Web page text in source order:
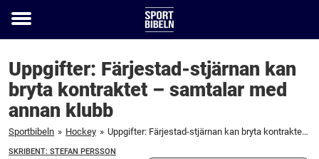
Toggle
Uppgifter: Färjestad-stjärnan kan
bryta kontraktet – samtalar med
annan klubb
Sportbibeln » Hockey » Uppgifter: Färjestad-stjärnan kan bryta kontraktet – samtalar med annan klubb
SKRIBENT: STEFAN PERSSON